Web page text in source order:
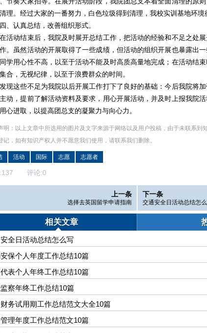
理。经过大家的一番努力，白色垃圾得到清理，我校实训基地环境
认真总结，改善组织形式。
动结束后，我院及时展开总结工作，把活动的经验和不足之处展
。虽然活动的开展取得了一些成绩，但活动的组织开展也暴露出
学用心性不高，以至于活动不能及时高质高量地完成；在活动结
合，无视纪律，以至于浪费群众的时间。
这些不足为我院以后开展工作打下了良好的基础：今后我院将加
动，提前了解活动资料及要求，用心开展活动，并及时上报我院
心进取，以提高团总支的凝聚力与向心力。
明：以上文章中所选用的图片及文字来源于网络以及用户投稿，由于未联系到
记，如有知识产权人并不愿意我们使用，请联系我们删除。
活动 国际 志愿 志愿者
137 评论:0
上一条
选择去英国留学申请指南
下一条
交通安全日活动总结怎
相关文章
全日活动总结怎么写
保个人年度工作总结10篇
表个人年终工作总结10篇
察年终工作总结10篇
务试用期工作总结范文大全10篇
理年度工作总结范文10篇